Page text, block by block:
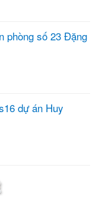
phòng số 23 Đặng
dự án Huy